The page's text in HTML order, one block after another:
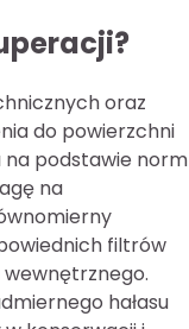
oraz
do powierzchni
na podstawie norm
na
filtrów
hałasu